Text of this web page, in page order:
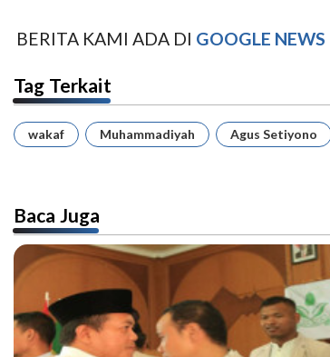
BERITA KAMI ADA DI GOOGLE NEWS
Tag Terkait
wakaf Muhammadiyah Agus Setiyono
Baca Juga